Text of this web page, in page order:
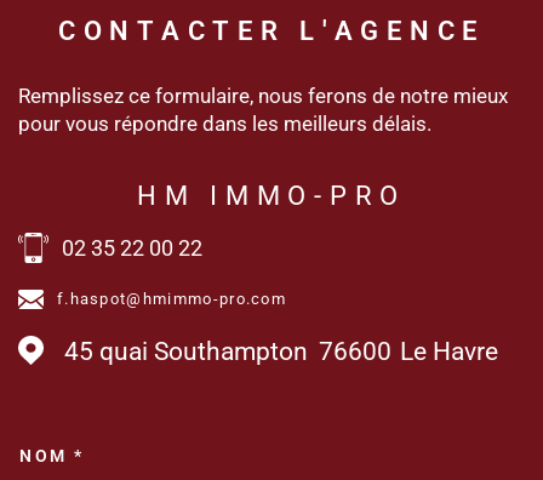
CONTACTER L'AGENCE
Remplissez ce formulaire, nous ferons de notre mieux
pour vous répondre dans les meilleurs délais.
HM IMMO-PRO
02 35 22 00 22
f.haspot@hmimmo-pro.com
45 quai Southampton 76600 Le Havre
NOM *